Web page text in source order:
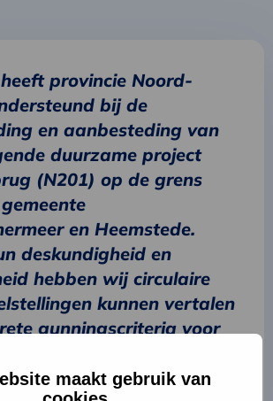
maakt gebruik van
provincie Noord-
bij de
en aanbesteding van
duurzame project
(N201) op de grens
en Heemstede.
deskundigheid en
hebben wij circulaire
kunnen vertalen
gunningscriteria voor
op hebben kunnen